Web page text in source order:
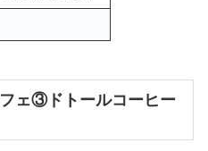
ェ③ドトールコーヒー